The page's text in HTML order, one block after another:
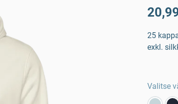
25
exkl.
Valitse